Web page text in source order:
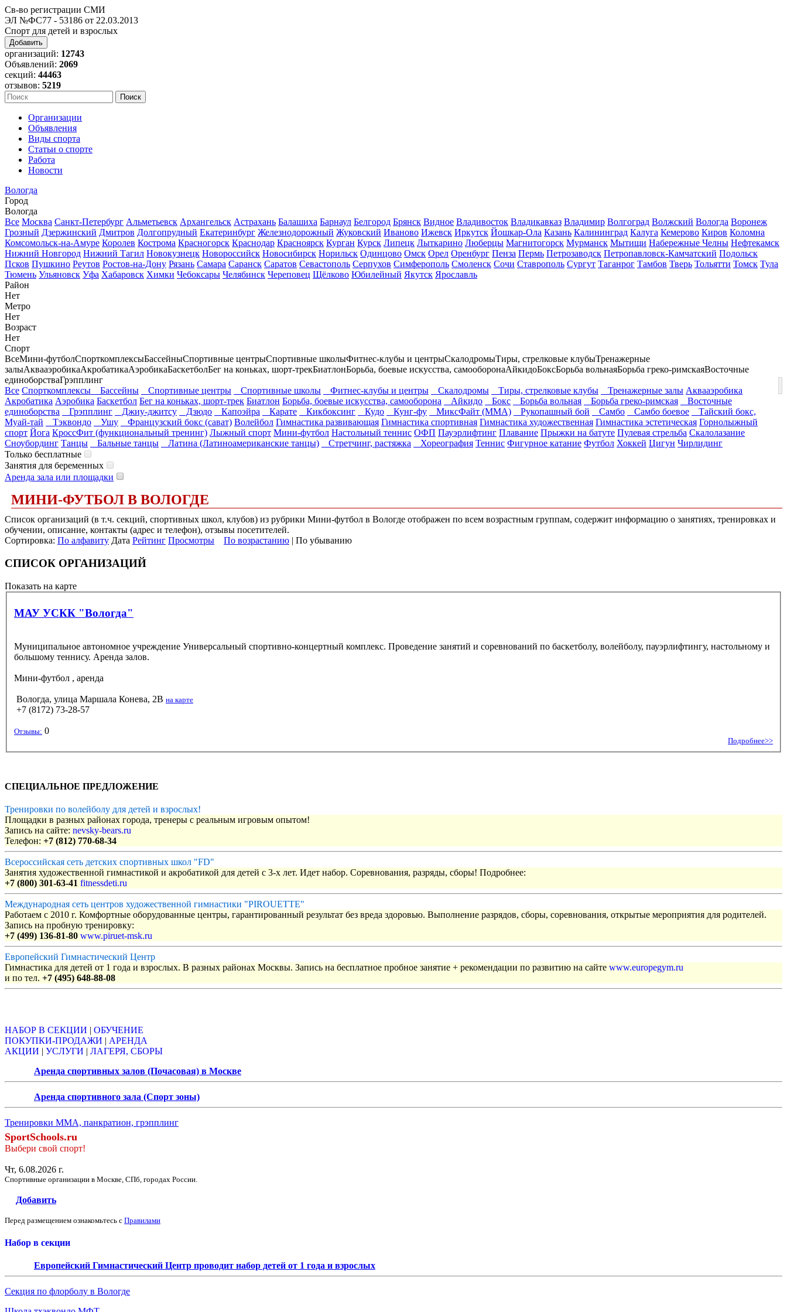
Св-во регистрации СМИ
ЭЛ №ФС77 - 53186 от 22.03.2013
Спорт для детей и взрослых
Добавить
организаций: 12743
Объявлений: 2069
секций: 44463
отзывов: 5219
Организации
Объявления
Виды спорта
Статьи о спорте
Работа
Новости
Вологда
Город
Вологда
Все Москва Санкт-Петербург Альметьевск Архангельск Астрахань Балашиха Барнаул Белгород Брянск Видное Владивосток Владикавказ Владимир Волгоград Волжский Вологда Воронеж
Грозный Дзержинский Дмитров Долгопрудный Екатеринбург Железнодорожный Жуковский Иваново Ижевск Иркутск Йошкар-Ола Казань Калининград Калуга Кемерово Киров Коломна
Комсомольск-на-Амуре Королев Кострома Красногорск Краснодар Красноярск Курган Курск Липецк Лыткарино Люберцы Магнитогорск Мурманск Мытищи Набережные Челны Нефтекамск
Нижний Новгород Нижний Тагил Новокузнецк Новороссийск Новосибирск Норильск Одинцово Омск Орел Оренбург Пенза Пермь Петрозаводск Петропавловск-Камчатский Подольск
Псков Пушкино Реутов Ростов-на-Дону Рязань Самара Саранск Саратов Севастополь Серпухов Симферополь Смоленск Сочи Ставрополь Сургут Таганрог Тамбов Тверь Тольятти Томск Тула
Тюмень Ульяновск Уфа Хабаровск Химки Чебоксары Челябинск Череповец Щёлково Юбилейный Якутск Ярославль
Район
Нет
Метро
Нет
Возраст
Нет
Спорт
ВсеМини-футболСпорткомплексыБассейныСпортивные центрыСпортивные школыФитнес-клубы и центрыСкалодромыТиры, стрелковые клубыТренажерные
залыАквааэробикаАкробатикаАэробикаБаскетболБег на коньках, шорт-трекБиатлонБорьба, боевые искусства, самооборонаАйкидоБоксБорьба вольнаяБорьба греко-римскаяВосточные
единоборстваГрэпплинг
Все Спорткомплексы Бассейны Спортивные центры Спортивные школы Фитнес-клубы и центры Скалодромы Тиры, стрелковые клубы Тренажерные залы Аквааэробика
Акробатика Аэробика Баскетбол Бег на коньках, шорт-трек Биатлон Борьба, боевые искусства, самооборона Айкидо Бокс Борьба вольная Борьба греко-римская
Восточные
единоборства
Грэпплинг Джиу-джитсу Дзюдо Капоэйра Карате Кикбоксинг Кудо Кунг-фу МиксФайт (ММА) Рукопашный бой Самбо Самбо боевое
Тайский бокс,
Муай-тай
Тэквондо Ушу Французский бокс (сават) Волейбол Гимнастика развивающая Гимнастика спортивная Гимнастика художественная Гимнастика эстетическая Горнолыжный
спорт Йога КроссФит (функциональный тренинг) Лыжный спорт Мини-футбол Настольный теннис ОФП Пауэрлифтинг Плавание Прыжки на батуте Пулевая стрельба Скалолазание
Сноубординг Танцы Бальные танцы Латина (Латиноамериканские танцы) Стретчинг, растяжка Хореография Теннис Фигурное катание Футбол Хоккей Цигун Чирлидинг
Только бесплатные
Занятия для беременных
Аренда зала или площадки
МИНИ-ФУТБОЛ В ВОЛОГДЕ
Список организаций (в т.ч. секций, спортивных школ, клубов) из рубрики Мини-футбол в Вологде отображен по всем возрастным группам, содержит информацию о занятиях, тренировках и
обучении, описание, контакты (адрес и телефон), отзывы посетителей.
Сортировка: По алфавиту Дата Рейтинг Просмотры По возрастанию | По убыванию
СПИСОК ОРГАНИЗАЦИЙ
Показать на карте
МАУ УСКК "Вологда"
Муниципальное автономное учреждение Универсальный спортивно-концертный комплекс. Проведение занятий и соревнований по баскетболу, волейболу, пауэрлифтингу, настольному и
большому теннису. Аренда залов.
Мини-футбол , аренда
Вологда, улица Маршала Конева, 2В на карте
+7 (8172) 73-28-57
Отзывы: 0
Подробнее>>
СПЕЦИАЛЬНОЕ ПРЕДЛОЖЕНИЕ
Тренировки по волейболу для детей и взрослых!
Площадки в разных районах города, тренеры с реальным игровым опытом!
Запись на сайте: nevsky-bears.ru
Телефон: +7 (812) 770-68-34
Всероссийская сеть детских спортивных школ "FD"
Занятия художественной гимнастикой и акробатикой для детей с 3-х лет. Идет набор. Соревнования, разряды, сборы! Подробнее:
+7 (800) 301-63-41 fitnessdeti.ru
Международная сеть центров художественной гимнастики "PIROUETTE"
Работаем с 2010 г. Комфортные оборудованные центры, гарантированный результат без вреда здоровью. Выполнение разрядов, сборы, соревнования, открытые мероприятия для родителей.
Запись на пробную тренировку:
+7 (499) 136-81-80 www.piruet-msk.ru
Европейский Гимнастический Центр
Гимнастика для детей от 1 года и взрослых. В разных районах Москвы. Запись на бесплатное пробное занятие + рекомендации по развитию на сайте www.europegym.ru
и по тел. +7 (495) 648-88-08
НАБОР В СЕКЦИИ | ОБУЧЕНИЕ
ПОКУПКИ-ПРОДАЖИ | АРЕНДА
АКЦИИ | УСЛУГИ | ЛАГЕРЯ, СБОРЫ
Аренда спортивных залов (Почасовая) в Москве
Аренда спортивного зала (Спорт зоны)
Тренировки ММА, панкратион, грэпплинг
SportSchools.ru
Выбери свой спорт!
Чт, 6.08.2026 г.
Спортивные организации в Москве, СПб, городах России.
Добавить
Перед размещением ознакомьтесь с Правилами
Набор в секции
Европейский Гимнастический Центр проводит набор детей от 1 года и взрослых
Секция по флорболу в Вологде